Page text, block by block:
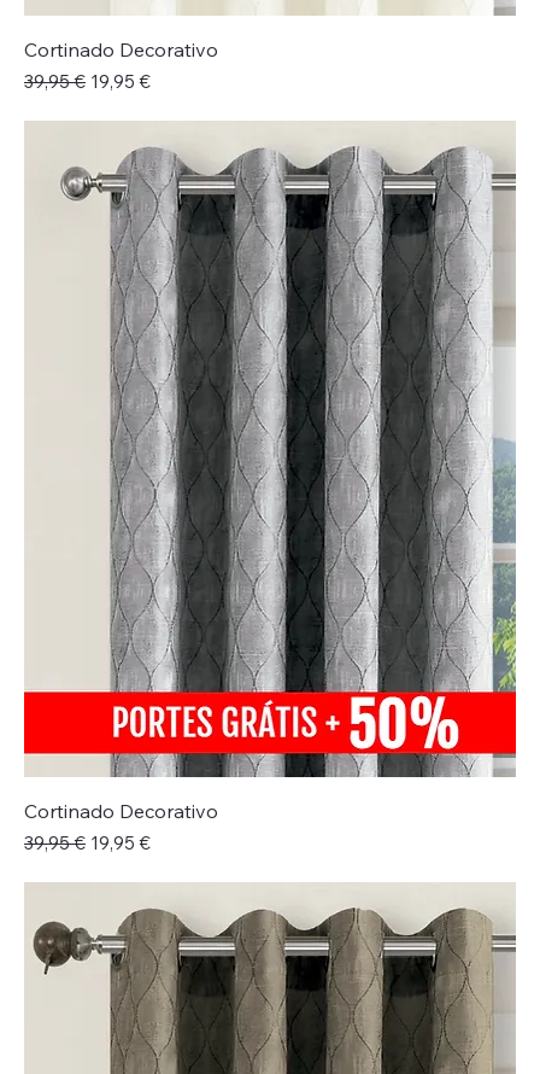
Cortinado Decorativo
Preço normal
39,95 € Preço promocional
19,95 €
Cortinado Decorativo
Preço normal
39,95 € Preço promocional
19,95 €